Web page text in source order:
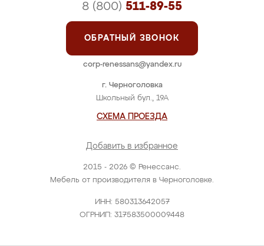
2015 - 2026 © Ренессанс.
Мебель от производителя в Черноголовке.
ИНН: 580313642057
ОГРНИП: 317583500009448
г. Черноголовка
Школьный бул., 19А
СХЕМА ПРОЕЗДА
Добавить в избранное
8 (800) 511-89-55
ОБРАТНЫЙ ЗВОНОК
corp-renessans@yandex.ru